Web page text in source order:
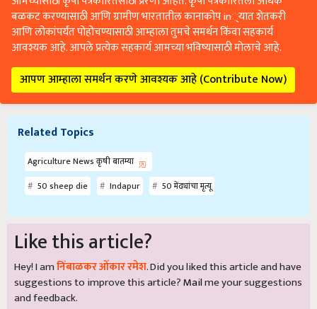
बळकट करण्यासाठी आणि ग्रामीण भारतातील कानाकोप in्यात शेतकरी
आणि लोकांपर्यंत पोहोचण्यासाठी आम्हाला तुमचे समर्थन किंवा सहकार्य
आवश्यक आहे. आपले प्रत्येक सहकार्य आमच्या भविष्यासाठी मोलाचे आहे.
आपण आम्हाला समर्थन करणे आवश्यक आहे (Contribute Now)
Related Topics
Agriculture News कृषी बातम्या
50 sheep die
Indapur 50 मेंढ्यांचा मृत्यू
Like this article?
Hey! I amनिंबाळकर ओंकार रमेश. Did you liked this article and have
suggestions to improve this article?Mailme your suggestions
and feedback.